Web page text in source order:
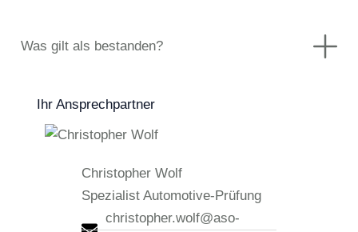
Was gilt als bestanden?
Ihr Ansprechpartner
Christopher Wolf
Spezialist Automotive-Prüfung
christopher.wolf@aso-